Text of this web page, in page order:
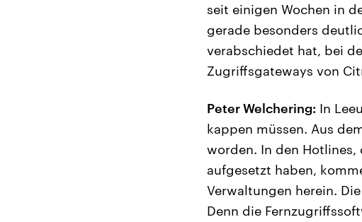
seit einigen Wochen in
gerade besonders
verabschiedet hat, bei
Zugriffsgateways von
Peter Welchering: In
kappen müssen. Aus
worden. In den Hotlines,
aufgesetzt haben,
Verwaltungen herein.
Denn die